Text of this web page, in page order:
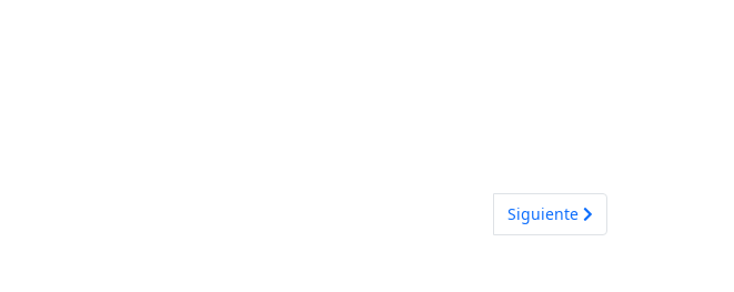
Artículo siguiente: Tipos de
Siguiente